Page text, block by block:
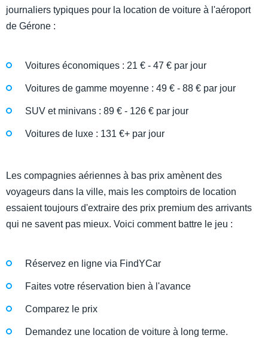
journaliers typiques pour la location de voiture à l'aéroport
de Gérone :
Voitures économiques : 21 € - 47 € par jour
Voitures de gamme moyenne : 49 € - 88 € par jour
SUV et minivans : 89 € - 126 € par jour
Voitures de luxe : 131 €+ par jour
Les compagnies aériennes à bas prix amènent des
voyageurs dans la ville, mais les comptoirs de location
essaient toujours d'extraire des prix premium des arrivants
qui ne savent pas mieux. Voici comment battre le jeu :
Réservez en ligne via FindYCar
Faites votre réservation bien à l'avance
Comparez le prix
Demandez une location de voiture à long terme.